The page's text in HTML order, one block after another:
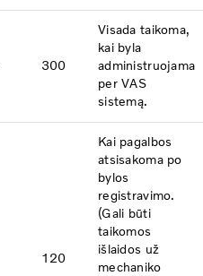
300
Visada taikoma,
kai byla
administruojama
per VAS
sistemą.
120
Kai pagalbos
atsisakoma po
bylos
registravimo.
(Gali būti
taikomos
išlaidos už
mechaniko